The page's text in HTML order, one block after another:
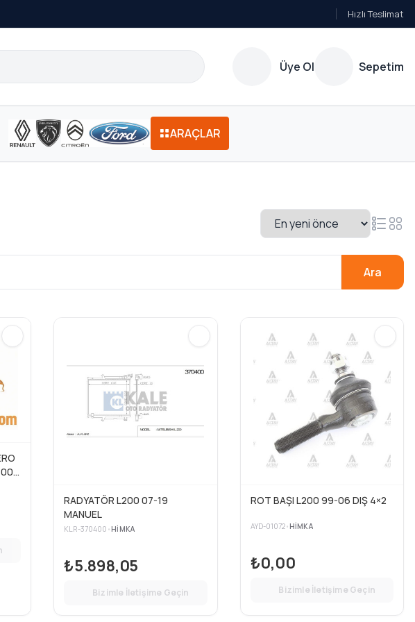
Hızlı Teslimat
Üye Ol Sepetim
ARAÇLAR
Ara
00>
RADYATÖR L200 07-19
MANUEL
KLR-370400 • HIMKA
₺5.898,05
Bizimle İletişime Geçin
ROT BAŞI L200 99-06 DIŞ 4×2
AYD-01072• HIMKA
₺0,00
Bizimle İletişime Geçin